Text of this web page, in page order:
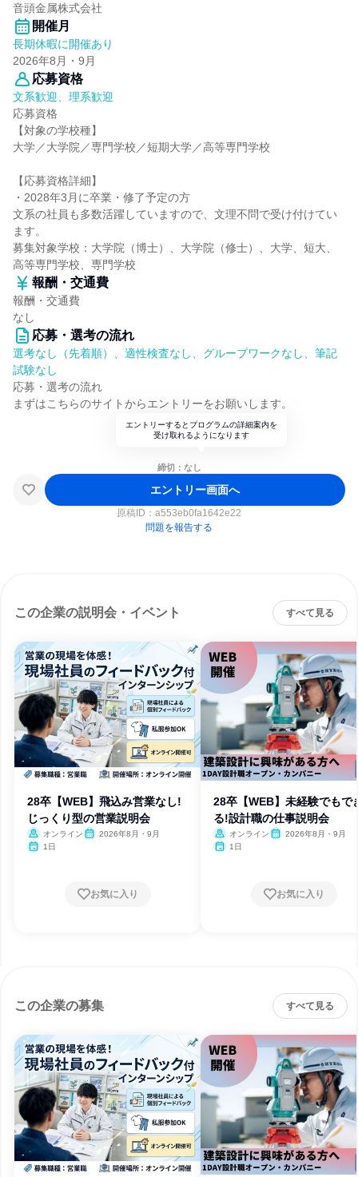
音頭金属株式会社
開催月
長期休暇に開催あり
2026年8月・9月
応募資格
文系歓迎、理系歓迎
応募資格
【対象の学校種】
大学／大学院／専門学校／短期大学／高等専門学校
【応募資格詳細】
・2028年3月に卒業・修了予定の方
文系の社員も多数活躍していますので、文理不問で受け付けてい
ます。
募集対象学校：大学院（博士）、大学院（修士）、大学、短大、
高等専門学校、専門学校
報酬・交通費
報酬・交通費
なし
応募・選考の流れ
選考なし（先着順）、適性検査なし、グループワークなし、筆記
試験なし
応募・選考の流れ
まずはこちらのサイトからエントリーをお願いします。
エントリーするとプログラムの詳細案内を
受け取れるようになります
締切：なし
エントリー画面へ
原稿ID： a553eb0fa1642e22
問題を報告する
この企業の説明会・イベント すべて見る
28卒【WEB】飛込み営業なし!
じっくり型の営業説明会
オンライン
2026年8月・9月
1日
お気に入り
28卒【WEB】未経験でもで
る!設計職の仕事説明会
オンライン
2026年8月・9月
1日
お気に入り
この企業の募集 すべて見る